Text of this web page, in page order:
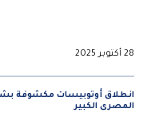
28 أكتوبر 2025
انطلاق أوتوبيسات مكشوفة
المصرى الكبير